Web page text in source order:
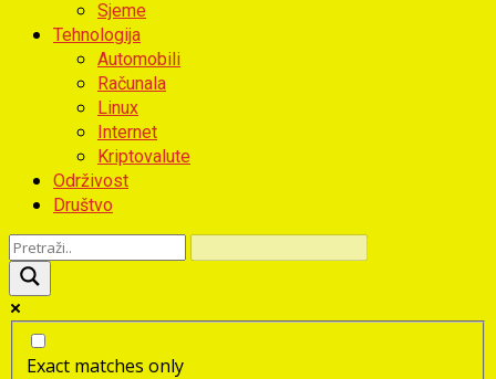
Sjeme
Tehnologija
Automobili
Računala
Linux
Internet
Kriptovalute
Održivost
Društvo
Exact matches only